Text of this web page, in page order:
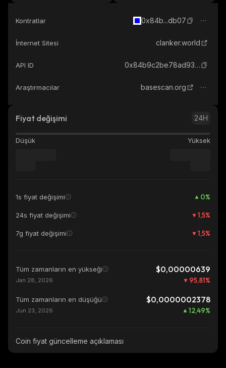
Kontratlar 0x84b...db07
İnternet Sitesi clanker.world
API ID 0x84b9c2be78ad93843c96c106a22f12ccb2cfdb07_base
Araştırmacılar basescan.org
Fiyat değişimi 24H
Düşük Yüksek
1s fiyat değişimi 0%
24s fiyat değişimi 1,5%
7g fiyat değişimi 1,5%
Tüm zamanların en yükseği $0,00000639
Jan 28, 2026 95,81%
Tüm zamanların en düşüğü $0,0000002378
Jun 23, 2026 12,49%
Coin fiyat güncelleme açıklaması